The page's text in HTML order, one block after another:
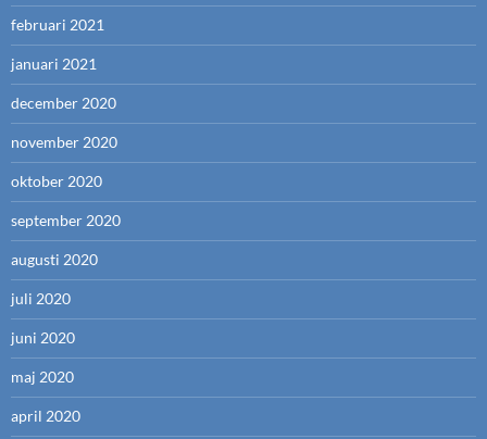
februari 2021
januari 2021
december 2020
november 2020
oktober 2020
september 2020
augusti 2020
juli 2020
juni 2020
maj 2020
april 2020